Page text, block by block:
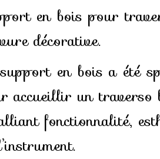
en bois pour
décorative.
en bois a été
accueillir un traverso
fonctionnalité,